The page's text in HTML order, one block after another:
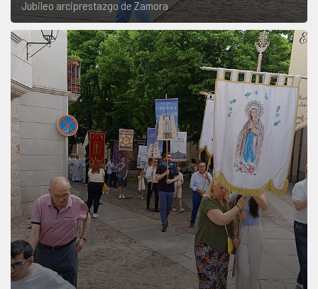
Jubileo arciprestazgo de Zamora